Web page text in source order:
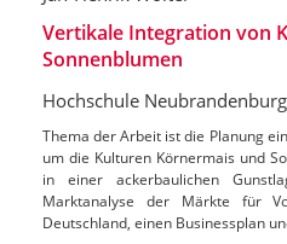
Vertikale Integration von
Sonnenblumen
Hochschule
Thema der Arbeit ist die Planung
um die Kulturen Körnermais und
in einer ackerbaulichen
Marktanalyse der Märkte für
Deutschland, einen Businessplan